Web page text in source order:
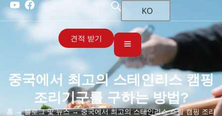
KO
견적 받기
중국에서 최고의 스테인리스 캠핑
조리기구를 구하는 방법?
홈 →블로그 및 뉴스→ 중국에서 최고의 스테인리스 스틸 캠핑 조리